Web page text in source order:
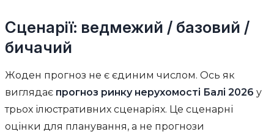
Сценарії: ведмежий / базовий /
бичачий
Жоден прогноз не є єдиним числом. Ось як
виглядає прогноз ринку нерухомості Балі 2026 у
трьох ілюстративних сценаріях. Це сценарні
оцінки для планування, а не прогнози